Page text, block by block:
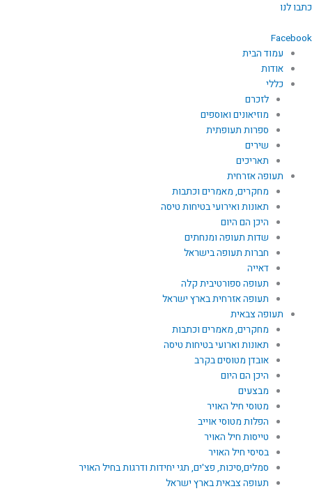
דילוג
כתבו לנו
Facebook
עמוד הבית
אודות
כללי
לזכרם
מוזיאונים ואוספים
ספרות תעופתית
שירים
תאריכים
תעופה אזרחית
מחקרים, מאמרים וכתבות
תאונות ואירועי בטיחות טיסה
היכן הם היום
שדות תעופה ומנחתים
חברות תעופה בישראל
דאייה
תעופה ספורטיבית קלה
תעופה אזרחית בארץ ישראל
תעופה צבאית
מחקרים, מאמרים וכתבות
תאונות וארועי בטיחות טיסה
אובדן מטוסים בקרב
היכן הם היום
מבצעים
מטוסי חיל האויר
הפלות מטוסי אוייב
טייסות חיל האויר
בסיסי חיל האויר
סמלים,סיכות, פצ'ים, תגי יחידות ודרגות בחיל האויר
תעופה צבאית בארץ ישראל